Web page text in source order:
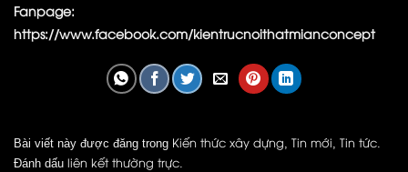
Fanpage:
https://www.facebook.com/kientrucnoithatmianconcept
Bài viết này được đăng trong Kiến thức xây dựng, Tin mới, Tin tức.
Đánh dấu liên kết thường trực.